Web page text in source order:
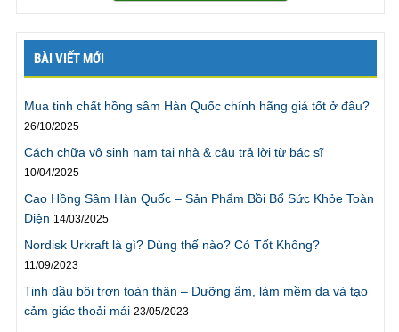
nghĩ mình có thể nói chuyện này, nhưng bởi vì
nào cũng dùng tên giả, nên tôi mới có thể nói ra điều
này. Cảm ơn chương trình.”
“Tôi đã kéo dài thời gian quan hệ lên gấp 4 lần trước
đây, sự thực thật tuyệt vời, rất cảm ơn chương trình”
“Tôi rất cảm ơn vì hiện giờ tôi đã có thể kéo dài thời
gian quan hệ với vợ gấp 4 lần trước đây mà không hề
thử nhiều tư thế khác mà không cần phải vội vàng
như trước đây. Thật ra tôi có thể kéo dài hơn nhưng
BÀI VIẾT MỚI
Mua tinh chất hồng sâm Hàn Quốc chính hãng giá tốt ở đâu?
26/10/2025
Cách chữa vô sinh nam tại nhà & câu trả lời từ bác sĩ
10/04/2025
Cao Hồng Sâm Hàn Quốc – Sản Phẩm Bồi Bổ Sức Khỏe Toàn
Diện 14/03/2025
Nordisk Urkraft là gì? Dùng thế nào? Có Tốt Không?
11/09/2023
Tinh dầu bôi trơn toàn thân – Dưỡng ẩm, làm mềm da và tạo
cảm giác thoải mái 23/05/2023